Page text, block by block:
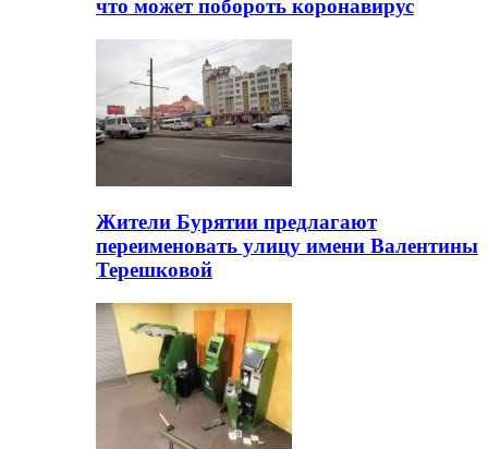
что может побороть коронавирус
Жители Бурятии предлагают
переименовать улицу имени Валентины
Терешковой